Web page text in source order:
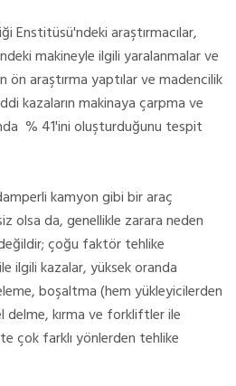
Enstitüsü'ndeki araştırmacılar,
makineyle ilgili yaralanmalar ve
ön araştırma yaptılar ve madencilik
kazaların makinaya çarpma ve
% 41'ini oluşturduğunu tespit
kamyon gibi bir araç
olsa da, genellikle zarara neden
çoğu faktör tehlike
ilgili kazalar, yüksek oranda
boşaltma (hem yükleyicilerden
delme, kırma ve forkliftler ile
çok farklı yönlerden tehlike